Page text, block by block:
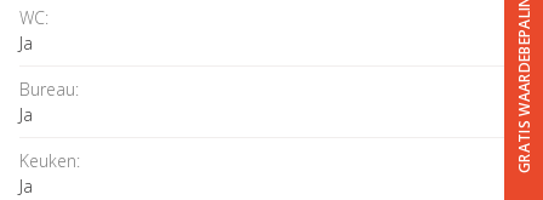
GRATIS WAARDEBEPALING
WC:
Ja
Bureau:
Ja
Keuken:
Ja